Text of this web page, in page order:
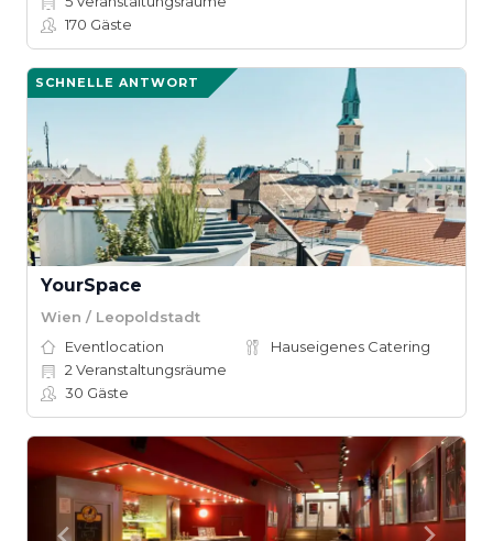
170 Gäste
SCHNELLE ANTWORT
YourSpace
Wien / Leopoldstadt
Eventlocation
Hauseigenes Catering
2 Veranstaltungsräume
30 Gäste